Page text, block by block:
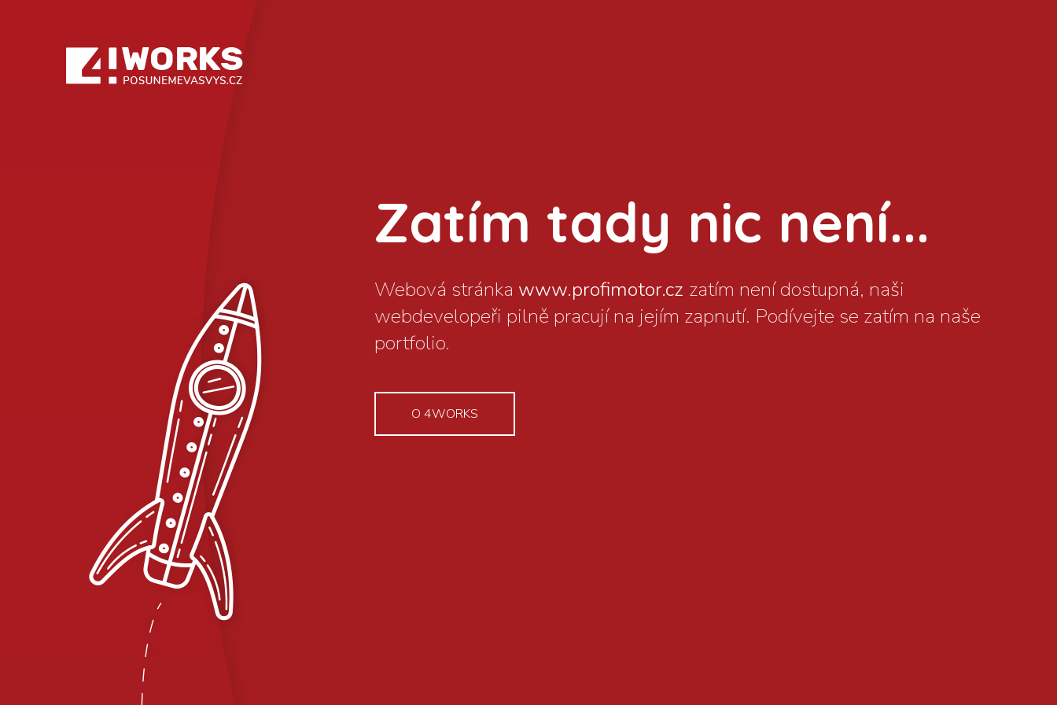
Zatím tady nic není...
www.profimotor.cz
O 4WORKS